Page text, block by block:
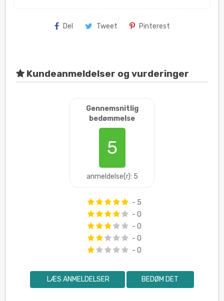
Del Tweet Pinterest
Kundeanmeldelser og vurderinger
Gennemsnitlig
bedømmelse
5
anmeldelse(r): 5
- 5
- 0
- 0
- 0
- 0
LÆS ANMELDELSER BEDØM DET